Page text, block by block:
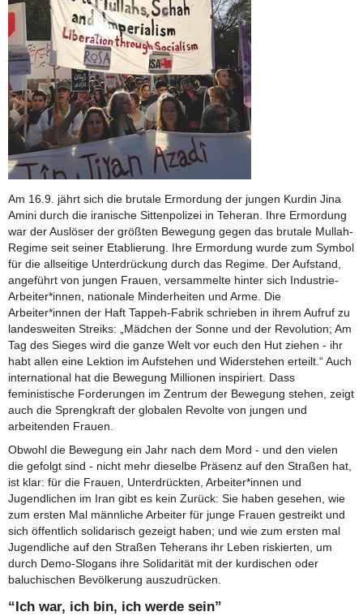
Am 16.9. jährt sich die brutale Ermordung der jungen Kurdin Jina
Amini durch die iranische Sittenpolizei in Teheran. Ihre Ermordung
war der Auslöser der größten Bewegung gegen das brutale Mullah-
Regime seit seiner Etablierung. Ihre Ermordung wurde zum Symbol
für die allseitige Unterdrückung durch das Regime. Der Aufstand,
angeführt von jungen Frauen, versammelte hinter sich Industrie-
Arbeiter*innen, nationale Minderheiten und Arme. Die
Arbeiter*innen der Haft Tappeh-Fabrik schrieben in ihrem Aufruf zu
landesweiten Streiks: „Mädchen der Sonne und der Revolution; Am
Tag des Sieges wird die ganze Welt vor euch den Hut ziehen - ihr
habt allen eine Lektion im Aufstehen und Widerstehen erteilt.“ Auch
international hat die Bewegung Millionen inspiriert. Dass
feministische Forderungen im Zentrum der Bewegung stehen, zeigt
auch die Sprengkraft der globalen Revolte von jungen und
arbeitenden Frauen.
Obwohl die Bewegung ein Jahr nach dem Mord - und den vielen
die gefolgt sind - nicht mehr dieselbe Präsenz auf den Straßen hat,
ist klar: für die Frauen, Unterdrückten, Arbeiter*innen und
Jugendlichen im Iran gibt es kein Zurück: Sie haben gesehen, wie
zum ersten Mal männliche Arbeiter für junge Frauen gestreikt und
sich öffentlich solidarisch gezeigt haben; und wie zum ersten mal
Jugendliche auf den Straßen Teherans ihr Leben riskierten, um
durch Demo-Slogans ihre Solidarität mit der kurdischen oder
baluchischen Bevölkerung auszudrücken.
“Ich war, ich bin, ich werde sein”